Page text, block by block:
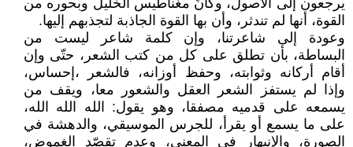
يرجعون إلى الأصول، وكأنّ مغناطيس الخليل وبحوره من
القوة، أنها لم تندثر، وأن بها القوة الجاذبة لتجذبهم إليها.
وعودة إلى شاعرتنا، وإن كلمة شاعر ليست من
البساطة، بأن تطلق على كل من كتب الشعر، حتّى وإن
أقام أركانه وثوابته، وحفظ أوزانه، فالشعر ،إحساس،
وإذا لم يستفز الشعر العقل والشعور معا، ويقف من
يسمعه على قدميه مصفقا، وهو يقول: الله الله الله،
على ما يسمع أو يقرأ، للجرس الموسيقي، والدهشة في
الصورة، والإنبهار في المعنى، وعدم تقصّد الغموض،